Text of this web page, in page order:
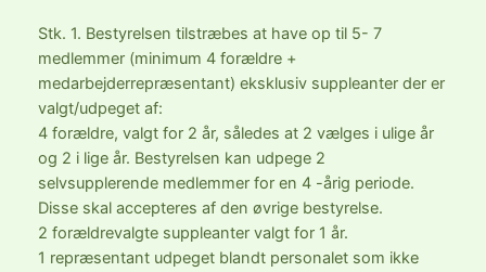
Stk. 1. Bestyrelsen tilstræbes at have op til 5- 7
medlemmer (minimum 4 forældre +
medarbejderrepræsentant) eksklusiv suppleanter der er
valgt/udpeget af:
4 forældre, valgt for 2 år, således at 2 vælges i ulige år
og 2 i lige år. Bestyrelsen kan udpege 2
selvsupplerende medlemmer for en 4 -årig periode.
Disse skal accepteres af den øvrige bestyrelse.
2 forældrevalgte suppleanter valgt for 1 år.
1 repræsentant udpeget blandt personalet som ikke